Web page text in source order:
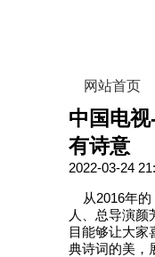
网站首页
中国电
有诗意
2022-03-24
从2016年的
人、总导演颜
目能够让大家
典诗词的美，